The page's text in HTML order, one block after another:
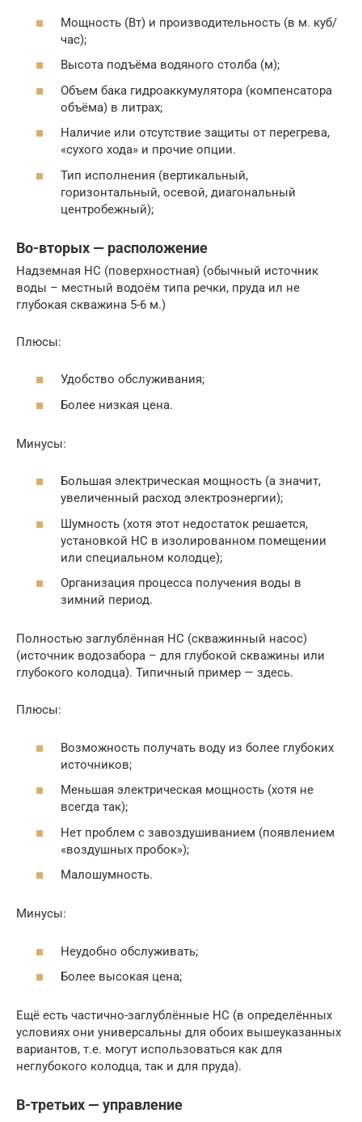
Мощность (Вт) и производительность (в м. куб/
час);
Высота подъёма водяного столба (м);
Объем бака гидроаккумулятора (компенсатора
объёма) в литрах;
Наличие или отсутствие защиты от перегрева,
«сухого хода» и прочие опции.
Тип исполнения (вертикальный,
горизонтальный, осевой, диагональный
центробежный);
Во-вторых — расположение
Надземная НС (поверхностная) (обычный источник
воды – местный водоём типа речки, пруда ил не
глубокая скважина 5-6 м.)
Плюсы:
Удобство обслуживания;
Более низкая цена.
Минусы:
Большая электрическая мощность (а значит,
увеличенный расход электроэнергии);
Шумность (хотя этот недостаток решается,
установкой НС в изолированном помещении
или специальном колодце);
Организация процесса получения воды в
зимний период.
Полностью заглублённая НС (скважинный насос)
(источник водозабора – для глубокой скважины или
глубокого колодца). Типичный пример — здесь.
Плюсы:
Возможность получать воду из более глубоких
источников;
Меньшая электрическая мощность (хотя не
всегда так);
Нет проблем с завоздушиванием (появлением
«воздушных пробок»);
Малошумность.
Минусы:
Неудобно обслуживать;
Более высокая цена;
Ещё есть частично-заглублённые НС (в определённых
условиях они универсальны для обоих вышеуказанных
вариантов, т.е. могут использоваться как для
неглубокого колодца, так и для пруда).
В-третьих — управление